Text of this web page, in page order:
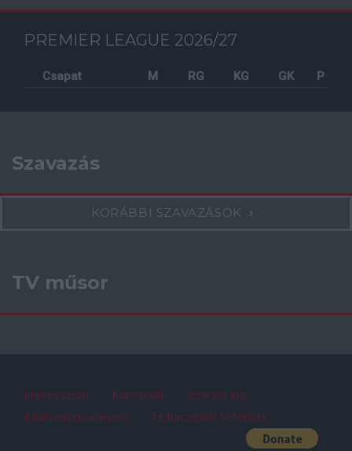
PREMIER LEAGUE 2026/27
Csapat M RG KG GK P
Szavazás
KORÁBBI SZAVAZÁSOK
TV műsor
Impresszum Kapcsolat
Szerzői jog
Adatvédelmi irányelv
Felhasználói feltételek